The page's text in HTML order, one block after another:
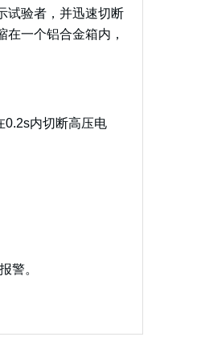
试验者，并迅速切断
一个铝合金箱内，
0.2s内切断高压电
警。